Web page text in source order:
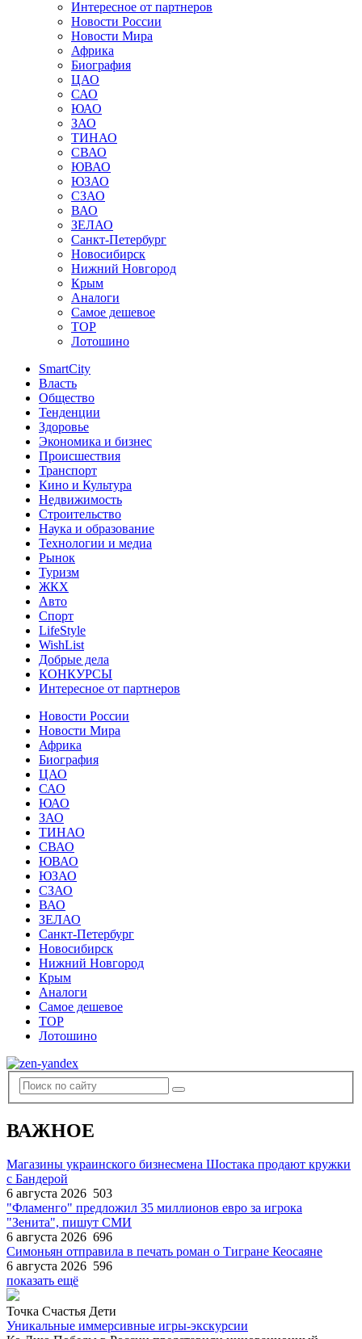
Интересное от партнеров
Новости России
Новости Мира
Африка
Биография
ЦАО
САО
ЮАО
ЗАО
ТИНАО
СВАО
ЮВАО
ЮЗАО
СЗАО
ВАО
ЗЕЛАО
Санкт-Петербург
Новосибирск
Нижний Новгород
Крым
Аналоги
Самое дешевое
TOP
Лотошино
SmartCity
Власть
Общество
Тенденции
Здоровье
Экономика и бизнес
Происшествия
Транспорт
Кино и Культура
Недвижимость
Строительство
Наука и образование
Технологии и медиа
Рынок
Туризм
ЖКХ
Авто
Спорт
LifeStyle
WishList
Добрые дела
КОНКУРСЫ
Интересное от партнеров
Новости России
Новости Мира
Африка
Биография
ЦАО
САО
ЮАО
ЗАО
ТИНАО
СВАО
ЮВАО
ЮЗАО
СЗАО
ВАО
ЗЕЛАО
Санкт-Петербург
Новосибирск
Нижний Новгород
Крым
Аналоги
Самое дешевое
TOP
Лотошино
ВАЖНОЕ
Магазины украинского бизнесмена Шостака продают кружки
с Бандерой
6 августа 2026 503
"Фламенго" предложил 35 миллионов евро за игрока
"Зенита", пишут СМИ
6 августа 2026 696
Симоньян отправила в печать роман о Тигране Кеосаяне
6 августа 2026 596
показать ещё
Точка Счастья Дети
Уникальные иммерсивные игры-экскурсии